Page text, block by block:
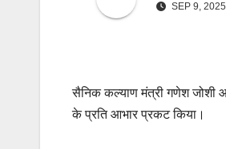
SEP 9, 2025
सैनिक कल्याण मंत्री गणेश जोशी
के प्रति आभार प्रकट किया।